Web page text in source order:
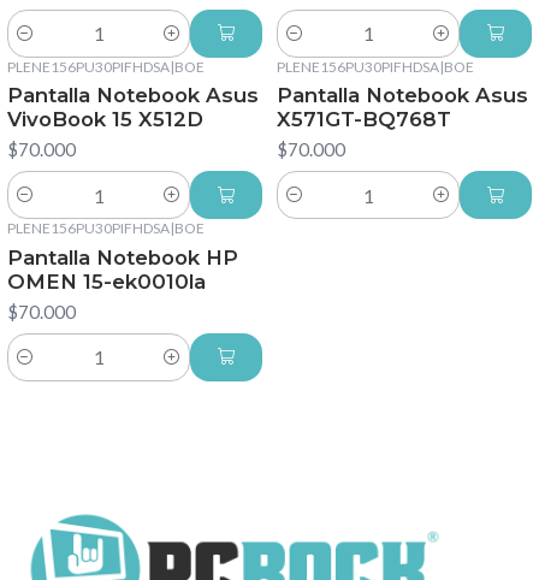
Cantidad Cantidad
PLENE156PU30PIFHDSA|BOE
Pantalla Notebook Asus
VivoBook 15 X512D
$70.000
Cantidad
PLENE156PU30PIFHDSA|BOE
Pantalla Notebook Asus
X571GT-BQ768T
$70.000
Cantidad
PLENE156PU30PIFHDSA|BOE
Pantalla Notebook HP
OMEN 15-ek0010la
$70.000
Cantidad